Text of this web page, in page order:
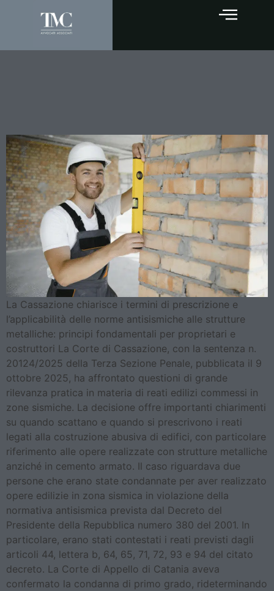
La Cassazione chiarisce i termini di prescrizione e
l’applicabilità delle norme antisismiche alle strutture
metalliche: principi fondamentali per proprietari e
costruttori La Corte di Cassazione, con la sentenza n.
20124/2025 della Terza Sezione Penale, pubblicata il 9
ottobre 2025, ha affrontato questioni di grande
rilevanza pratica in materia di reati edilizi commessi in
zone sismiche. La decisione offre importanti chiarimenti
su quando scattano e quando si prescrivono i reati
legati alla costruzione abusiva di edifici, con particolare
riferimento alle opere realizzate con strutture metalliche
anziché in cemento armato. Il caso riguardava due
persone che erano state condannate per aver realizzato
opere edilizie in zona sismica in violazione della
normativa antisismica prevista dal Decreto del
Presidente della Repubblica numero 380 del 2001. In
particolare, erano stati contestati i reati previsti dagli
articoli 44, lettera b, 64, 65, 71, 72, 93 e 94 del citato
decreto. La Corte di Appello di Catania aveva
confermato la condanna di primo grado, rideterminando